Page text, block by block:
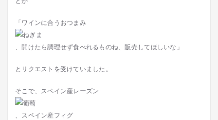
「ワインに合うおつまみ
、開けたら調理せず食べれるものね、販売してほしいな」
とリクエストを受けていました。
そこで、スペイン産レーズン
、スペイン産フィグ